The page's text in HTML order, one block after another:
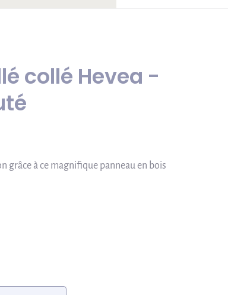
collé Hevea -
grâce à ce magnifique panneau en bois